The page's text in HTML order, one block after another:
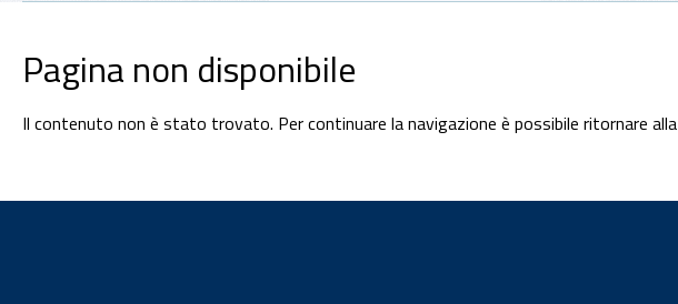
Pagina non disponibile
Il contenuto non è stato trovato. Per continuare la navigazione è possibile ritornare alla